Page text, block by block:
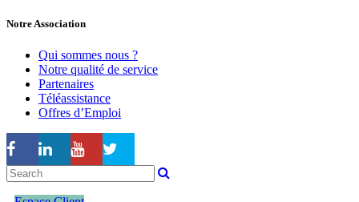
Notre Association
Qui sommes nous ?
Notre qualité de service
Partenaires
Téléassistance
Offres d’Emploi